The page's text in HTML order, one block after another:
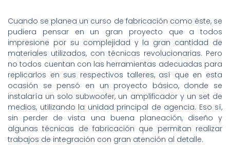
Cuando se planea un curso de fabricación como éste, se
pudiera pensar en un gran proyecto que a todos
impresione por su complejidad y la gran cantidad de
materiales utilizados, con técnicas revolucionarias. Pero
no todos cuentan con las herramientas adecuadas para
replicarlos en sus respectivos talleres, así que en esta
ocasión se pensó en un proyecto básico, donde se
instalaría un solo subwoofer, un amplificador y un set de
medios, utilizando la unidad principal de agencia. Eso sí,
sin perder de vista una buena planeación, diseño y
algunas técnicas de fabricación que permitan realizar
trabajos de integración con gran atención al detalle.